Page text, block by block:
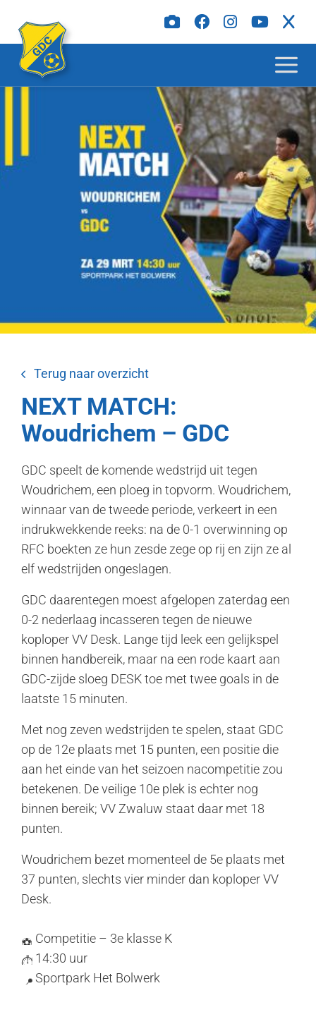
Terug naar overzicht
NEXT MATCH:
Woudrichem – GDC
GDC speelt de komende wedstrijd uit tegen
Woudrichem, een ploeg in topvorm. Woudrichem,
winnaar van de tweede periode, verkeert in een
indrukwekkende reeks: na de 0-1 overwinning op
RFC boekten ze hun zesde zege op rij en zijn ze al
elf wedstrijden ongeslagen.
GDC daarentegen moest afgelopen zaterdag een
0-2 nederlaag incasseren tegen de nieuwe
koploper VV Desk. Lange tijd leek een gelijkspel
binnen handbereik, maar na een rode kaart aan
GDC-zijde sloeg DESK toe met twee goals in de
laatste 15 minuten.
Met nog zeven wedstrijden te spelen, staat GDC
op de 12e plaats met 15 punten, een positie die
aan het einde van het seizoen nacompetitie zou
betekenen. De veilige 10e plek is echter nog
binnen bereik; VV Zwaluw staat daar met 18
punten.
Woudrichem bezet momenteel de 5e plaats met
37 punten, slechts vier minder dan koploper VV
Desk.
Competitie – 3e klasse K
14:30 uur
Sportpark Het Bolwerk